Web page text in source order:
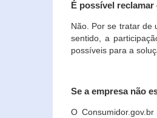
É possível
Não. Por se tratar de
sentido, a
possíveis para a
Se a empresa não
O